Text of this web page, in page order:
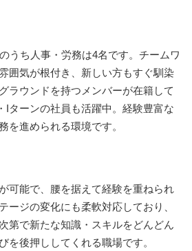
うち人事・労務は4名です。チームワ
囲気が根付き、新しい方もすぐ馴染
ラウンドを持つメンバーが在籍して
Iターンの社員も活躍中。経験豊富な
を進められる環境です。
可能で、腰を据えて経験を重ねられ
ージの変化にも柔軟対応しており、
第で新たな知識・スキルをどんどん
を後押ししてくれる職場です。